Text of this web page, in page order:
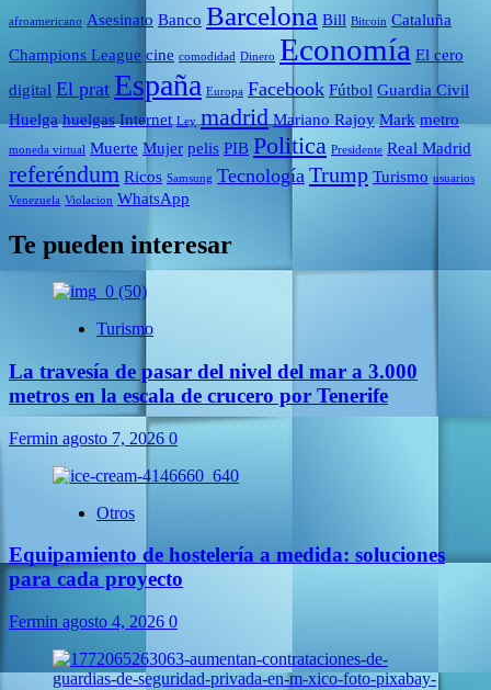
afroamericano Asesinato Banco Barcelona Bill Bitcoin Cataluña
Champions League cine comodidad Dinero Economía El cero
digital El prat España Europa Facebook Fútbol Guardia Civil
Huelga huelgas Internet Ley madrid Mariano Rajoy Mark metro
moneda virtual Muerte Mujer pelis PIB Politica Presidente Real Madrid
referéndum Ricos Samsung Tecnología Trump Turismo usuarios
Venezuela Violacion WhatsApp
Te pueden interesar
Turismo
La travesía de pasar del nivel del mar a 3.000
metros en la escala de crucero por Tenerife
Fermin agosto 7, 2026 0
Otros
Equipamiento de hostelería a medida: soluciones
para cada proyecto
Fermin agosto 4, 2026 0